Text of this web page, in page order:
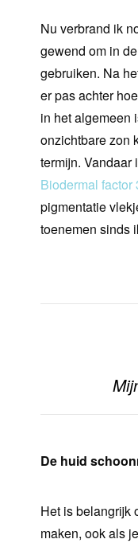
Nu verbrand ik
gewend om in
gebruiken. Na
er pas achter
in het algemeen
onzichtbare zon
termijn. Vandaar
Biodermal factor
pigmentatie
toenemen sinds
De huid
Het is belangrijk
maken, ook als